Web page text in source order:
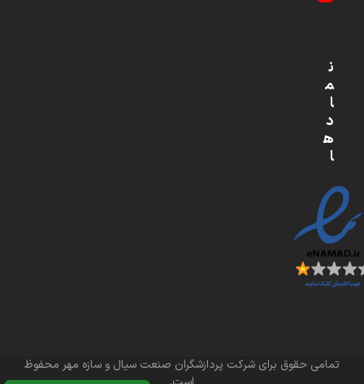
ن
م
ا
د
ه
ا
تمامی حقوق برای شرکت پردازشگران صنعت سیال و سازه مهر محفوظ